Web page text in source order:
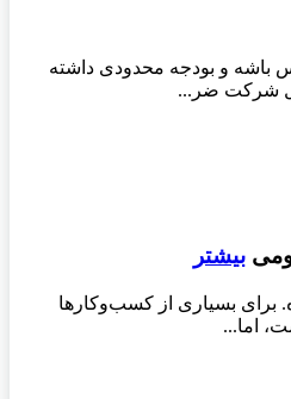
باشه و بودجه محدودی داشته
شرکت ضر...
بیشتر
برای بسیاری از کسب‌وکارها
اما...